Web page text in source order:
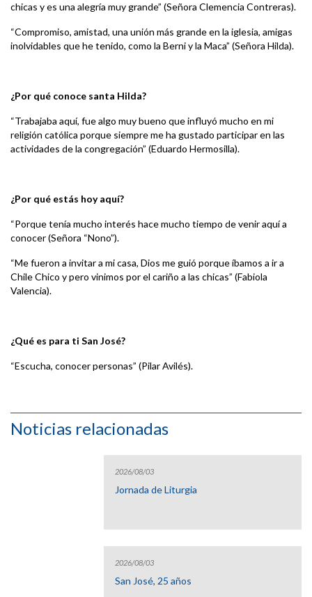
chicas y es una alegría muy grande” (Señora Clemencia Contreras).
“Compromiso, amistad, una unión más grande en la iglesia, amigas
inolvidables que he tenido, como la Berni y la Maca” (Señora Hilda).
¿Por qué conoce santa Hilda?
“Trabajaba aquí, fue algo muy bueno que influyó mucho en mi
religión católica porque siempre me ha gustado participar en las
actividades de la congregación” (Eduardo Hermosilla).
¿Por qué estás hoy aquí?
“Porque tenía mucho interés hace mucho tiempo de venir aquí a
conocer (Señora “Nono”).
“Me fueron a invitar a mi casa, Dios me guió porque íbamos a ir a
Chile Chico y pero vinimos por el cariño a las chicas” (Fabiola
Valencia).
¿Qué es para ti San José?
“Escucha, conocer personas” (Pilar Avilés).
Noticias relacionadas
2026/08/03
Jornada de Liturgia
2026/08/03
San José, 25 años